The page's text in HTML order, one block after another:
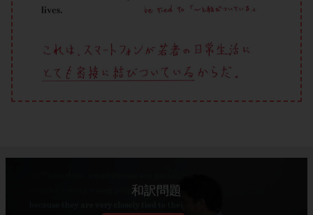
和訳問題